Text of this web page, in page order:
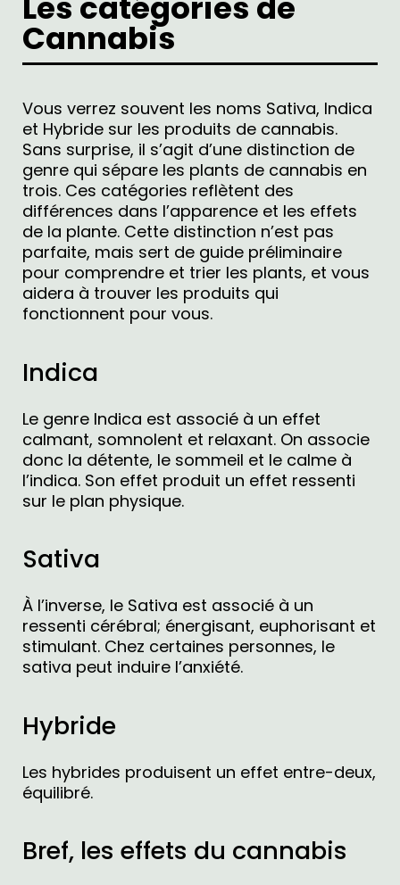
Cannabis
Vous verrez souvent les noms Sativa, Indica
et Hybride sur les produits de cannabis.
Sans surprise, il s’agit d’une distinction de
genre qui sépare les plants de cannabis en
trois. Ces catégories reflètent des
différences dans l’apparence et les effets
de la plante. Cette distinction n’est pas
parfaite, mais sert de guide préliminaire
pour comprendre et trier les plants, et vous
aidera à trouver les produits qui
fonctionnent pour vous.
Indica
Le genre Indica est associé à un effet
calmant, somnolent et relaxant. On associe
donc la détente, le sommeil et le calme à
l’indica. Son effet produit un effet ressenti
sur le plan physique.
Sativa
À l’inverse, le Sativa est associé à un
ressenti cérébral; énergisant, euphorisant et
stimulant. Chez certaines personnes, le
sativa peut induire l’anxiété.
Hybride
Les hybrides produisent un effet entre-deux,
équilibré.
Bref, les effets du cannabis